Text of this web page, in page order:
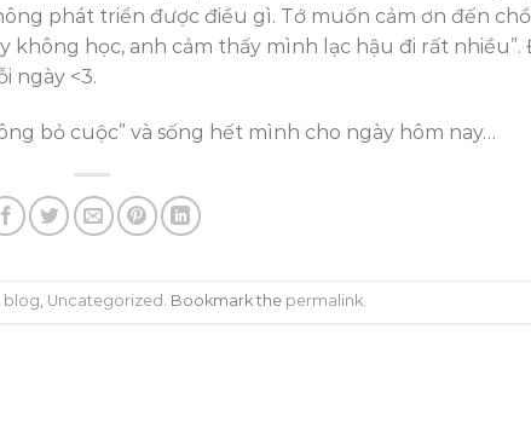
phát triển được điều gì. Tớ muốn cảm ơn đến
không học, anh cảm thấy mình lạc hậu đi rất nhiều”.
ngày <3.
bỏ cuộc” và sống hết mình cho ngày hôm nay…
blog, Uncategorized . Bookmark the permalink.